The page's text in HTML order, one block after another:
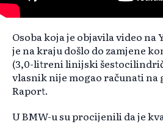
Osoba koja je objavila video na
je na kraju došlo do zamjene
(3,0-litreni linijski
vlasnik nije mogao računati
Raport.
U BMW-u su procijenili da je